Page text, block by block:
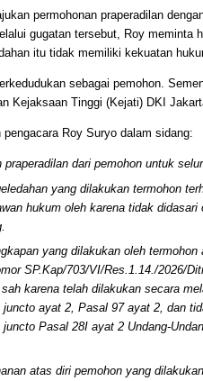
permohonan praperadilan
gugatan tersebut, Roy meminta
itu tidak memiliki kekuatan
sebagai pemohon.
Kejaksaan Tinggi (Kejati) DKI
Roy Suryo dalam sidang:
dari pemohon untuk
yang dilakukan termohon
hukum oleh karena tidak
yang dilakukan oleh
SP.Kap/703/VI/Res.1.14./2026/
karena telah dilakukan secara
ayat 2, Pasal 97 ayat 2, dan
Pasal 28I ayat 2 Undang-
atas diri pemohon yang